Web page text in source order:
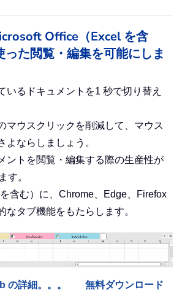
Office（Excel を含
った閲覧・編集を可能にしま
いるドキュメントを1 秒で切り替え
マウスクリックを削減して、マウス
よならしましょう。
ントを閲覧・編集する際の生産性が
す。
含む）に、Chrome、Edge、Firefox
なタブ機能をもたらします。
の詳細。。。 無料ダウンロード